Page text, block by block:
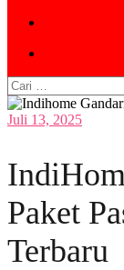
Cari
untuk:
Juli 13, 2025
Paket
Terbaru